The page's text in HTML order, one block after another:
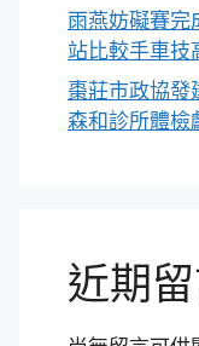
雨燕妨礙賽完
站比較手車技
棗莊市政協發
森和診所體檢
近期